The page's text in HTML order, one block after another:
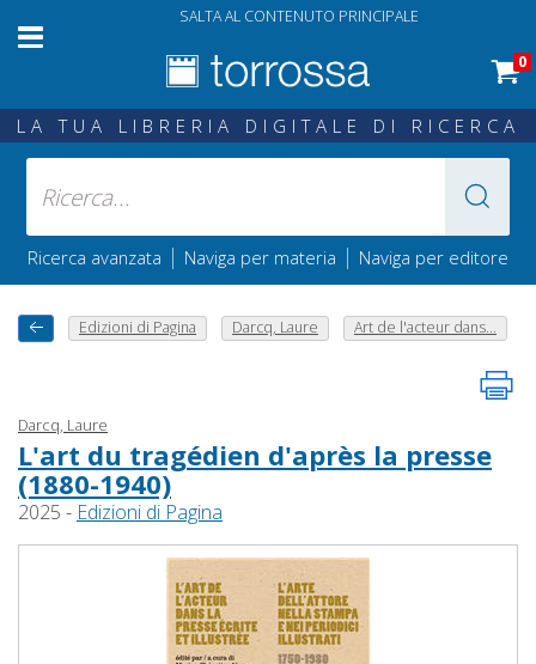
SALTA AL CONTENUTO PRINCIPALE
0
LA TUA LIBRERIA DIGITALE DI RICERCA
Ricerca avanzata | Naviga per materia | Naviga per editore
Edizioni di Pagina Darcq, Laure Art de l'acteur dans...
Darcq, Laure
L'art du tragédien d'après la presse
(1880-1940)
2025 - Edizioni di Pagina